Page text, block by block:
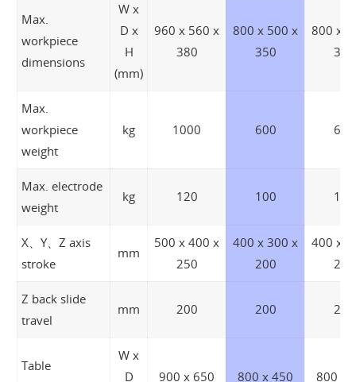
Max.
workpiece
dimensions
W x
D x
H
(mm)
960 x 560 x
380
800 x 500 x
350
800 x
350
Max.
workpiece
weight
kg 1000 600 600
Max. electrode
weight
kg 120 100 100
X、Y、Z axis
stroke
mm
500 x 400 x
250
400 x 300 x
200
400 x
200
Z back slide
travel
mm 200 200 200
Table
W x
D
900 x 650 800 x 450 800 x